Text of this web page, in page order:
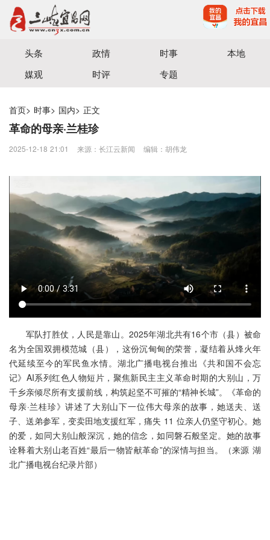
宜昌三峡融媒体中心主办
头条 政情 时事
本地
媒观
时评 专题
首页> 时事> 国内> 正文
革命的母亲·兰桂珍
2025-12-18 21:01 来源：​长江云新闻 编辑：胡伟龙
军队打胜仗，人民是靠山。2025年湖北共有16个市（县）被命
名为全国双拥模范城（县），这份沉甸甸的荣誉，凝结着从烽火年
代延续至今的军民鱼水情。湖北广播电视台推出《共和国不会忘
记》AI系列红色人物短片，聚焦新民主主义革命时期的大别山，万
千乡亲倾尽所有支援前线，构筑起坚不可摧的“精神长城”。《革命的
母亲·兰桂珍》讲述了大别山下一位伟大母亲的故事，她送夫、送
子、送弟参军，变卖田地支援红军，痛失 11 位亲人仍坚守初心。她
的爱，如同大别山般深沉，她的信念，如同磐石般坚定。她的故事
诠释着大别山老百姓“最后一物皆献革命”的深情与担当。（来源 湖
北广播电视台纪录片部）